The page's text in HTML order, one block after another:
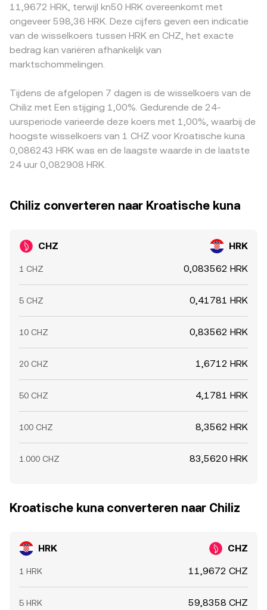
marktdynamieken voor kortetermijnvolatiliteit bovenop
deze structurele factoren, waaronder funding rates op
CHZ-perpetuals, het aflopen van derivaten, en on-chain
en exchange-gerelateerde whale-flows die orderboeken
tijdelijk kunnen domineren.
van vraag en aanbod dat u als CHZ/HRK conversion rate
ziet.
veroorzaken. Daarnaast wordt CHZ wereldwijd vaak eerst
geprijsd tegenover stablecoins zoals USDT, waarna een
omrekening naar HRK plaatsvindt; als USDT tijdelijk boven
of onder pari ten opzichte van fiat noteert, werkt dat
door in de uiteindelijke CHZ/HRK-notering. Arbitrageurs
het duurder is, wat verschillen doorgaans verkleint, maar
fricties zoals transactiekosten, opnametijden, KYC-
processen en blockchain-congestie maken dit
stabiliserende effect onvolledig en niet instantaan.
11,9672 HRK, terwijl kn50 HRK overeenkomt met
ongeveer 598,36 HRK. Deze cijfers geven een indicatie
van de wisselkoers tussen HRK en CHZ, het exacte
bedrag kan variëren afhankelijk van
marktschommelingen.
Tijdens de afgelopen 7 dagen is de wisselkoers van de
Chiliz met Een stijging 1,00%. Gedurende de 24-
uursperiode varieerde deze koers met 1,00%, waarbij de
hoogste wisselkoers van 1 CHZ voor Kroatische kuna
0,086243 HRK was en de laagste waarde in de laatste
24 uur 0,082908 HRK.
Chiliz converteren naar Kroatische kuna
CHZ HRK
1 CHZ 0,083562 HRK
5 CHZ 0,41781 HRK
10 CHZ 0,83562 HRK
20 CHZ 1,6712 HRK
50 CHZ 4,1781 HRK
100 CHZ 8,3562 HRK
1.000 CHZ 83,5620 HRK
Kroatische kuna converteren naar Chiliz
HRK CHZ
1 HRK 11,9672 CHZ
5 HRK 59,8358 CHZ